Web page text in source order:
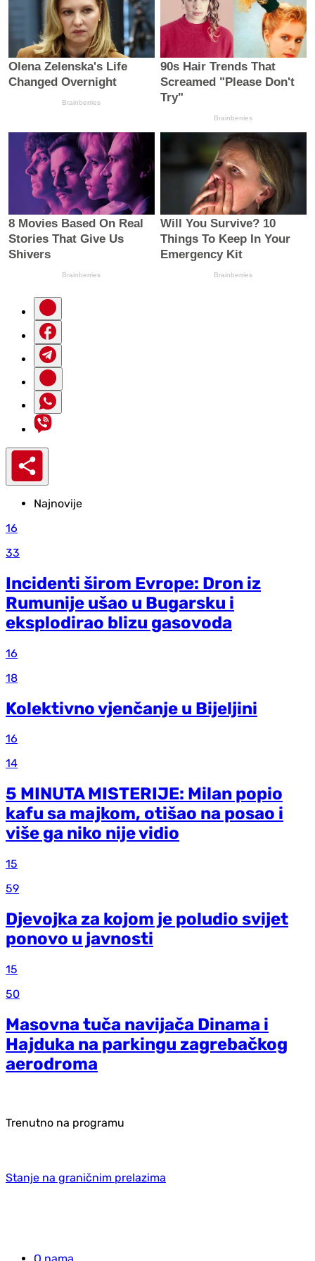
Najnovije
16
33
Incidenti širom Evrope: Dron iz
Rumunije ušao u Bugarsku i
eksplodirao blizu gasovoda
16
18
Kolektivno vjenčanje u Bijeljini
16
14
5 MINUTA MISTERIJE: Milan popio
kafu sa majkom, otišao na posao i
više ga niko nije vidio
15
59
Djevojka za kojom je poludio svijet
ponovo u javnosti
15
50
Masovna tuča navijača Dinama i
Hajduka na parkingu zagrebačkog
aerodroma
Trenutno na programu
Stanje na graničnim prelazima